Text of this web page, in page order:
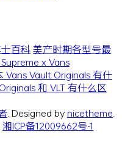
百科美产时期各型号最
x Vans
Vans Vault Originals 有什
和 VLT 有什么区
. Designed bynicetheme.
湘ICP备12009662号-1